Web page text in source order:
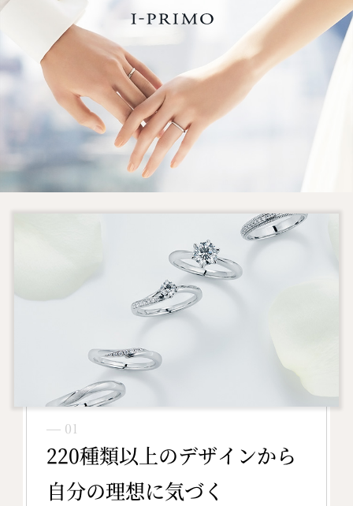
― 01
220種類以上のデザインから
自分の理想に気づく